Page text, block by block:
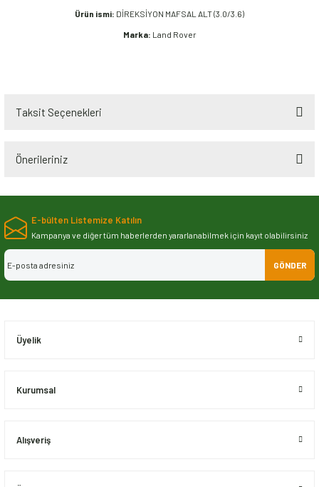
Ürün ismi: DİREKSİYON MAFSAL ALT (3.0/3.6)
Marka: Land Rover
Taksit Seçenekleri
Önerileriniz
Bu ürünün fiyat bilgisi, resim, ürün açıklamalarında ve diğer konularda
iletebilirsiniz.
Görüş ve önerileriniz için teşekkür ederiz.
Ürün resmi kalitesiz, bozuk veya görüntülenemiyor.
E-bülten Listemize Katılın
Kampanya ve diğer tüm haberlerden yararlanabilmek için kayıt olabilirsiniz
GÖNDER
Üyelik
Kurumsal
Alışveriş